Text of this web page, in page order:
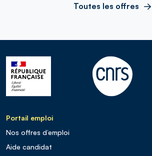
Toutes les offres
Portail emploi
Nos offres d’emploi
Aide candidat